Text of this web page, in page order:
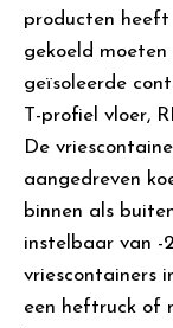
producten
gekoeld moeten
geïsoleerde
T-profiel vloer,
De
aangedreven
binnen als
instelbaar van -
vriescontainers
een heftruck of